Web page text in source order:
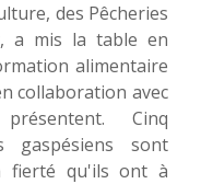
des Pêcheries
a mis la table en
alimentaire
collaboration avec
Cinq
gaspésiens sont
fierté qu'ils ont à